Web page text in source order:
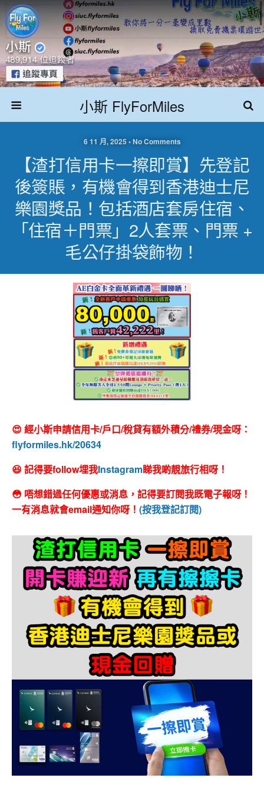
小斯 FlyForMiles
6 11 月, 2025 • No Comments
【渣打信用卡一擦即賞】先登記
後簽賬，有機會得到香港迪士尼
樂園獎品！包括酒店套房住宿、
「住宿＋門票」2人套票、門票 +
毛公仔掛袋飾物！
😍 經小斯申請信用卡/戶口/稅貸有額外積分/禮券/現金呀：
flyformiles.hk/20634
😆 記得要follow埋我Instagram睇我啲靚旅行相呀！
😳 唔想錯過任何優惠或消息，記得要訂閱我既電子報呀！
一有消息就會email通知你呀！ (按我登記訂閱)